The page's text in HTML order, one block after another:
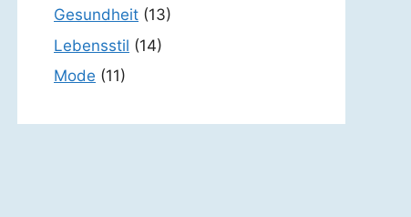
Gesundheit (13)
Lebensstil (14)
Mode (11)